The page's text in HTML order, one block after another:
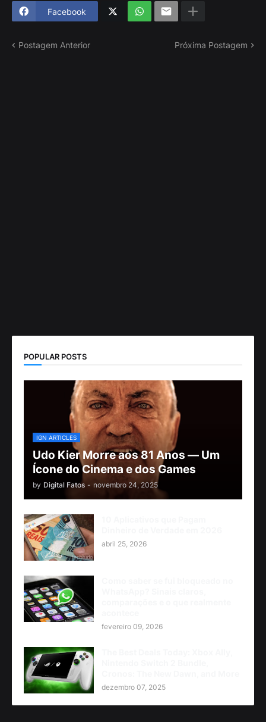
Facebook
Postagem Anterior Próxima Postagem
POPULAR POSTS
IGN ARTICLES
Udo Kier Morre aos 81 Anos — Um
Ícone do Cinema e dos Games
by Digital Fatos - novembro 24, 2025
abril 25, 2026
fevereiro 09, 2026
dezembro 07, 2025